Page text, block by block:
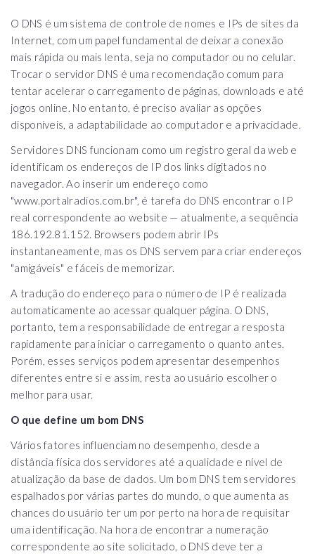
O DNS é um sistema de controle de nomes e IPs de sites da
Internet, com um papel fundamental de deixar a conexão
mais rápida ou mais lenta, seja no computador ou no celular.
Trocar o servidor DNS é uma recomendação comum para
tentar acelerar o carregamento de páginas, downloads e até
jogos online. No entanto, é preciso avaliar as opções
disponíveis, a adaptabilidade ao computador e a privacidade.
Servidores DNS funcionam como um registro geral da web e
identificam os endereços de IP dos links digitados no
navegador. Ao inserir um endereço como
"www.portalradios.com.br", é tarefa do DNS encontrar o IP
real correspondente ao website — atualmente, a sequência
186.192.81.152. Browsers podem abrir IPs
instantaneamente, mas os DNS servem para criar endereços
"amigáveis" e fáceis de memorizar.
A tradução do endereço para o número de IP é realizada
automaticamente ao acessar qualquer página. O DNS,
portanto, tem a responsabilidade de entregar a resposta
rapidamente para iniciar o carregamento o quanto antes.
Porém, esses serviços podem apresentar desempenhos
diferentes entre si e assim, resta ao usuário escolher o
melhor para usar.
O que define um bom DNS
Vários fatores influenciam no desempenho, desde a
distância física dos servidores até a qualidade e nível de
atualização da base de dados. Um bom DNS tem servidores
espalhados por várias partes do mundo, o que aumenta as
chances do usuário ter um por perto na hora de requisitar
uma identificação. Na hora de encontrar a numeração
correspondente ao site solicitado, o DNS deve ter a